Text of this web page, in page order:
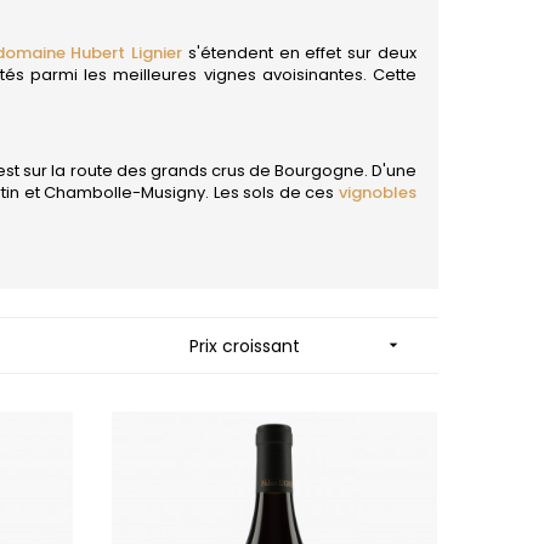
JB
ET FILS
ROLAND
MUGNIER JACQUES-FREDERIC
MUZARD LUCIEN
NOELLAT GEORGES
NOELLAT MICHEL
PASCAL JOSEPH
PATTES-LOUP - THOMAS PICO
PERNOT ALVINA
PERNOT PAUL
PERROT-MINOT
Hubert Lignier s'étendent en effet sur deux
parmi les meilleures vignes avoisinantes. Cette
sur la route des grands crus de Bourgogne. D'une
et Chambolle-Musigny. Les sols de ces vignobles
Prix croissant 